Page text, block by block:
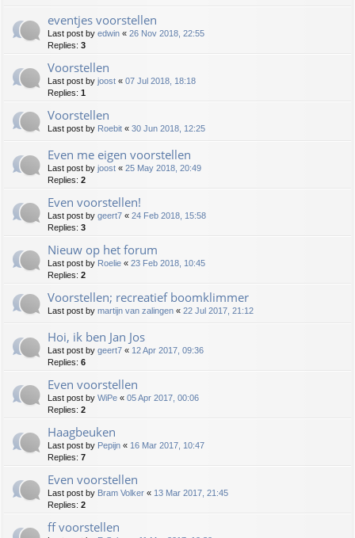
eventjes voorstellen
Last post by edwin « 26 Nov 2018, 22:55
Replies: 3
Voorstellen
Last post by joost « 07 Jul 2018, 18:18
Replies: 1
Voorstellen
Last post by Roebit « 30 Jun 2018, 12:25
Even me eigen voorstellen
Last post by joost « 25 May 2018, 20:49
Replies: 2
Even voorstellen!
Last post by geert7 « 24 Feb 2018, 15:58
Replies: 3
Nieuw op het forum
Last post by Roelie « 23 Feb 2018, 10:45
Replies: 2
Voorstellen; recreatief boomklimmer
Last post by martijn van zalingen « 22 Jul 2017, 21:12
Hoi, ik ben Jan Jos
Last post by geert7 « 12 Apr 2017, 09:36
Replies: 6
Even voorstellen
Last post by WiPe « 05 Apr 2017, 00:06
Replies: 2
Haagbeuken
Last post by Pepijn « 16 Mar 2017, 10:47
Replies: 7
Even voorstellen
Last post by Bram Volker « 13 Mar 2017, 21:45
Replies: 2
ff voorstellen